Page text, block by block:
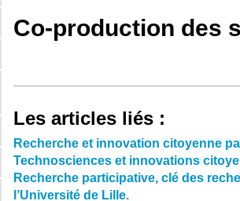
Co-production des
Les articles liés :
Recherche et innovation citoyenne
Technosciences et innovations
Recherche participative, clé des
l’Université de Lille.